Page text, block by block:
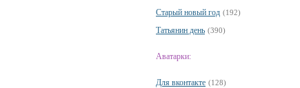
Старый новый год (192)
Татьянин день (390)
Аватарки:
Для вконтакте (128)